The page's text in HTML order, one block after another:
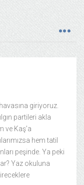
giriyoruz.
partileri akla
ve Kaş’a
hem tatil
peşinde. Ya peki
Yaz okuluna